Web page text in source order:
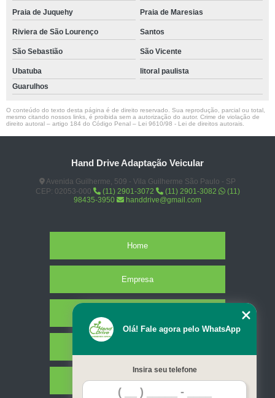
Praia de Juquehy Praia de Maresias
Riviera de São Lourenço Santos
São Sebastião São Vicente
Ubatuba
litoral paulista
Guarulhos
O conteúdo do texto desta página é de direito reservado. Sua reprodução, parcial ou total,
mesmo citando nossos links, é proibida sem a autorização do autor. Crime de violação de
direito autoral – artigo 184 do Código Penal – Lei 9610/98 - Lei de direitos autorais
Hand Drive Adaptação Veicular
Avenida Guilherme, 509 - Vila Guilherme São Paulo - SP
CEP: 02053-000
(11) 2901-3072 (11) 2901-3082
(11)
98435-3950
handdrive@gmail.com
Home
Empresa
Contato
Olá! Fale agora pelo WhatsApp
Insira seu telefone